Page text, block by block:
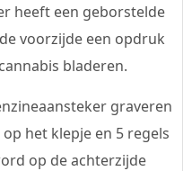
heeft een geborstelde
voorzijde een opdruk
bladeren.
graveren
het klepje en 5 regels
op de achterzijde